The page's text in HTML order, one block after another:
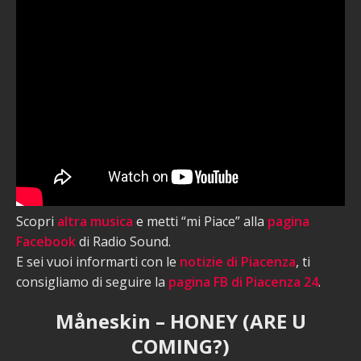
Scopri altra musica e metti “mi Piace” alla pagina
Facebookdi Radio Sound.
E sei vuoi informarti con le notizie di Piacenza, ti
consigliamo di seguire la pagina FB di Piacenza 24.
Måneskin – HONEY (ARE U
COMING?)